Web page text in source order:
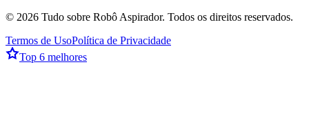
© 2026 Tudo sobre Robô Aspirador. Todos os direitos reservados.
Termos de UsoPolítica de Privacidade
Top 6 melhores